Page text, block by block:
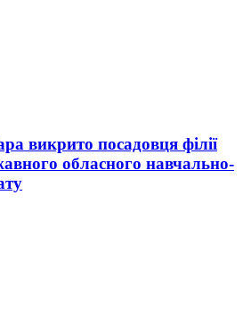
викрито посадовця філії
обласного навчально-